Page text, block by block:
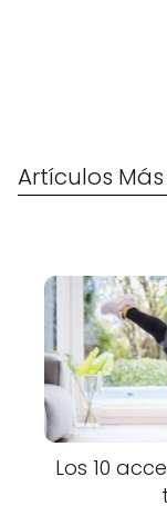
Artículos Más
Los 10